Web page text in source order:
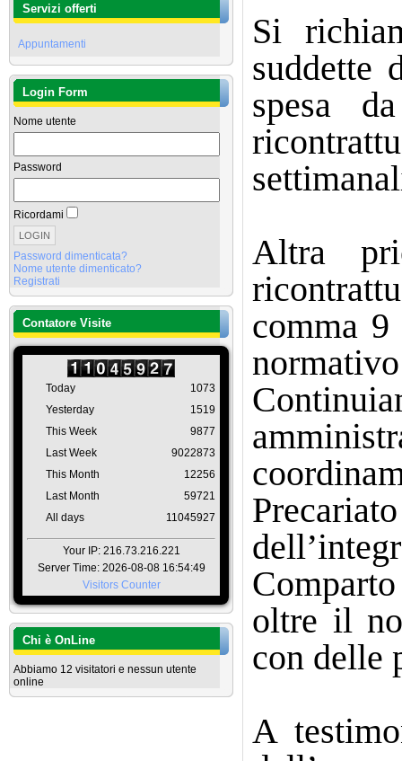
Servizi offerti
Appuntamenti
Login Form
Nome utente
Password
Ricordami
Password dimenticata?
Nome utente dimenticato?
Registrati
Contatore Visite
Today
Yesterday
This Week
Last Week
This Month
Last Month
All days
1073
1519
9877
9022873
12256
59721
11045927
Your IP: 216.73.216.221
Server Time: 2026-08-08 16:54:49
Visitors Counter
Chi è OnLine
Abbiamo 12 visitatori e nessun utente
online
Si
suddette
spesa
Altra
comma 9
oltre il
con delle
A